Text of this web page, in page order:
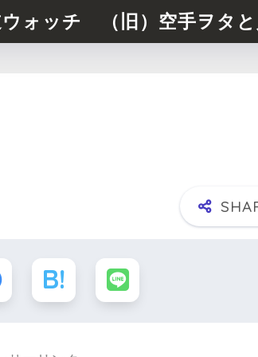
ォッチ （旧）空手ヲタと